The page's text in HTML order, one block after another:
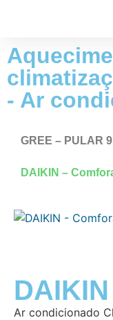
- Ar
GREE – PULAR 9
DAIKIN –
Ar condicionado